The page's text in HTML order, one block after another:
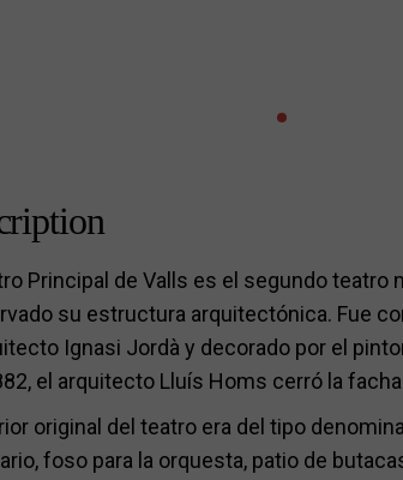
Principal de Valls es el segundo teatro
su estructura arquitectónica. Fue
Ignasi Jordà y decorado por el
el arquitecto Lluís Homs cerró la
original del teatro era del tipo
foso para la orquesta, patio de